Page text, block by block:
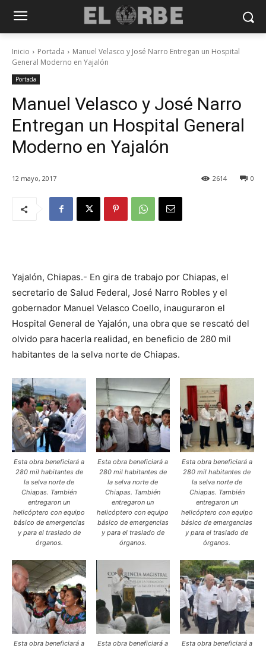
Inicio Portada
Manuel Velasco y José Narro Entregan un Hospital
General Moderno en Yajalón
Portada
Manuel Velasco y José Narro
Entregan un Hospital General
Moderno en Yajalón
12 mayo, 2017 0
2614
Yajalón, Chiapas.- En gira de trabajo por Chiapas, el
secretario de Salud Federal, José Narro Robles y el
gobernador Manuel Velasco Coello, inauguraron el
Hospital General de Yajalón, una obra que se rescató del
olvido para hacerla realidad, en beneficio de 280 mil
habitantes de la selva norte de Chiapas.
Esta obra beneficiará a
280 mil habitantes de
la selva norte de
Chiapas. También
entregaron un
helicóptero con equipo
básico de emergencias
y para el traslado de
órganos.
Esta obra beneficiará a
280 mil habitantes de
la selva norte de
Chiapas. También
entregaron un
helicóptero con equipo
básico de emergencias
y para el traslado de
órganos.
Esta obra beneficiará a
280 mil habitantes de
la selva norte de
Chiapas. También
entregaron un
helicóptero con equipo
básico de emergencias
y para el traslado de
órganos.
Esta obra beneficiará a
Esta obra beneficiará a
Esta obra beneficiará a